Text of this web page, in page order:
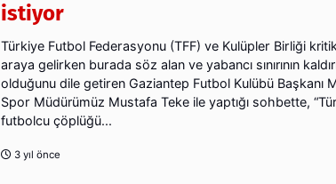
istiyor
Türkiye Futbol Federasyonu (TFF) ve Kulüpler Birliği
araya gelirken burada söz alan ve yabancı sınırının
olduğunu dile getiren Gaziantep Futbol Kulübü Başkanı
Spor Müdürümüz Mustafa Teke ile yaptığı sohbette,
futbolcu çöplüğü...
3 yıl önce